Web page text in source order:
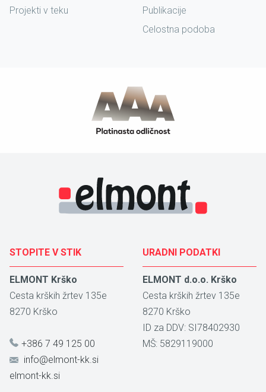
Projekti v teku
Publikacije
Celostna podoba
STOPITE V STIK
ELMONT Krško
Cesta krških žrtev 135e
8270 Krško
+386 7 49 125 00
info@elmont-kk.si
elmont-kk.si
URADNI PODATKI
ELMONT d.o.o. Krško
Cesta krških žrtev 135e
8270 Krško
ID za DDV: SI78402930
MŠ: 5829119000